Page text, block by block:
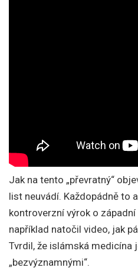
Jak na tento „převratný“
list neuvádí. Každopádně to
kontroverzní výrok o
například natočil video, jak
Tvrdil, že islámská medicína
„bezvýznamnými“.